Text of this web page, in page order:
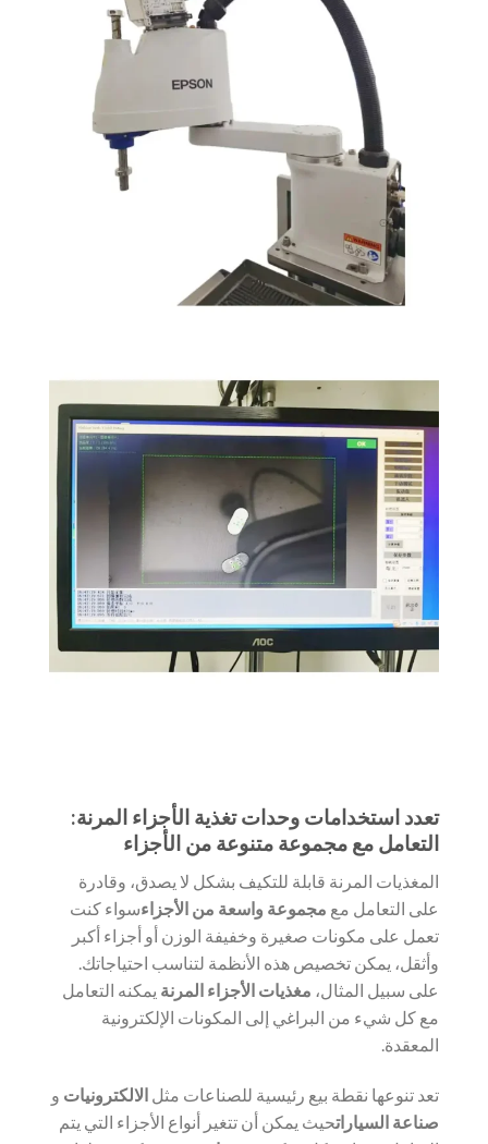
تعدد استخدامات وحدات تغذية الأجزاء المرنة:
التعامل مع مجموعة متنوعة من الأجزاء
المغذيات المرنة قابلة للتكيف بشكل لا يصدق، وقادرة
على التعامل مع مجموعة واسعة من الأجزاءسواء كنت
تعمل على مكونات صغيرة وخفيفة الوزن أو أجزاء أكبر
وأثقل، يمكن تخصيص هذه الأنظمة لتناسب احتياجاتك.
على سبيل المثال، مغذيات الأجزاء المرنة يمكنه التعامل
مع كل شيء من البراغي إلى المكونات الإلكترونية
المعقدة.
تعد تنوعها نقطة بيع رئيسية للصناعات مثل الالكترونيات و
صناعة السياراتحيث يمكن أن تتغير أنواع الأجزاء التي يتم